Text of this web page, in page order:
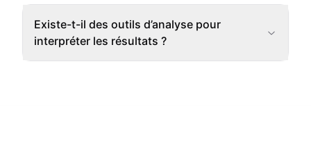
Existe-t-il des outils d’analyse pour
interpréter les résultats ?